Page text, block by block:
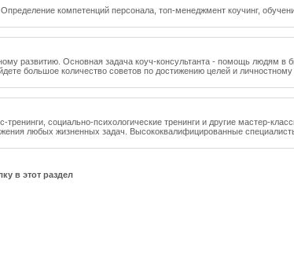
компетенций персонала, топ-менеджмент коучинг,
развитию. Основная задача коуч-консультанта - помощь людям в
большое количество советов по достижению целей и
социально-психологические тренинги и другие мастер-
любых жизненных задач. Высококвалифицированные
в этот раздел